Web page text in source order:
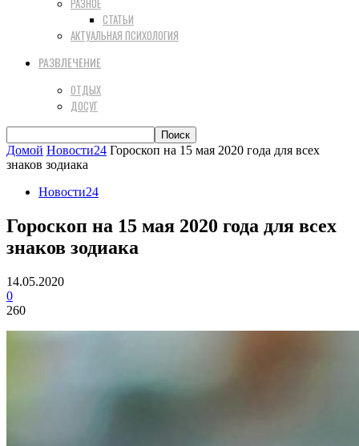
РАЗНОЕ
СТАТЬИ
АКТУАЛЬНАЯ ПСИХОЛОГИЯ
РАЗВЛЕЧЕНИЕ
ОТДЫХ
ДОСУГ
Домой Новости24 Гороскоп на 15 мая 2020 года для всех
знаков зодиака
Новости24
Гороскоп на 15 мая 2020 года для всех
знаков зодиака
14.05.2020
0
260